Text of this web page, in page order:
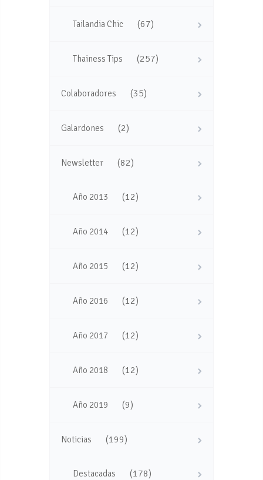
Tailandia Chic (67)
Thainess Tips (257)
Colaboradores (35)
Galardones (2)
Newsletter (82)
Año 2013 (12)
Año 2014 (12)
Año 2015 (12)
Año 2016 (12)
Año 2017 (12)
Año 2018 (12)
Año 2019 (9)
Noticias (199)
Destacadas (178)